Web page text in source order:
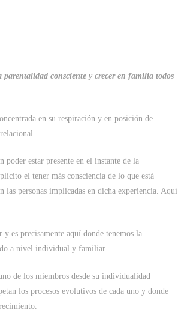
consciente y crecer en familia todos
en su respiración y en posición de
poder estar presente en el instante de la
el tener más consciencia de lo que está
personas implicadas en dicha experiencia. Aquí
es precisamente aquí donde tenemos la
a nivel individual y familiar.
de los miembros desde su individualidad
los procesos evolutivos de cada uno y donde